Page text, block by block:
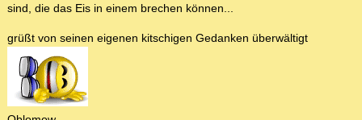
sind, die das Eis in einem brechen können...
grüßt von seinen eigenen kitschigen Gedanken überwältigt